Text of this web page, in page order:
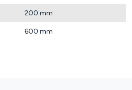
200 mm
600 mm